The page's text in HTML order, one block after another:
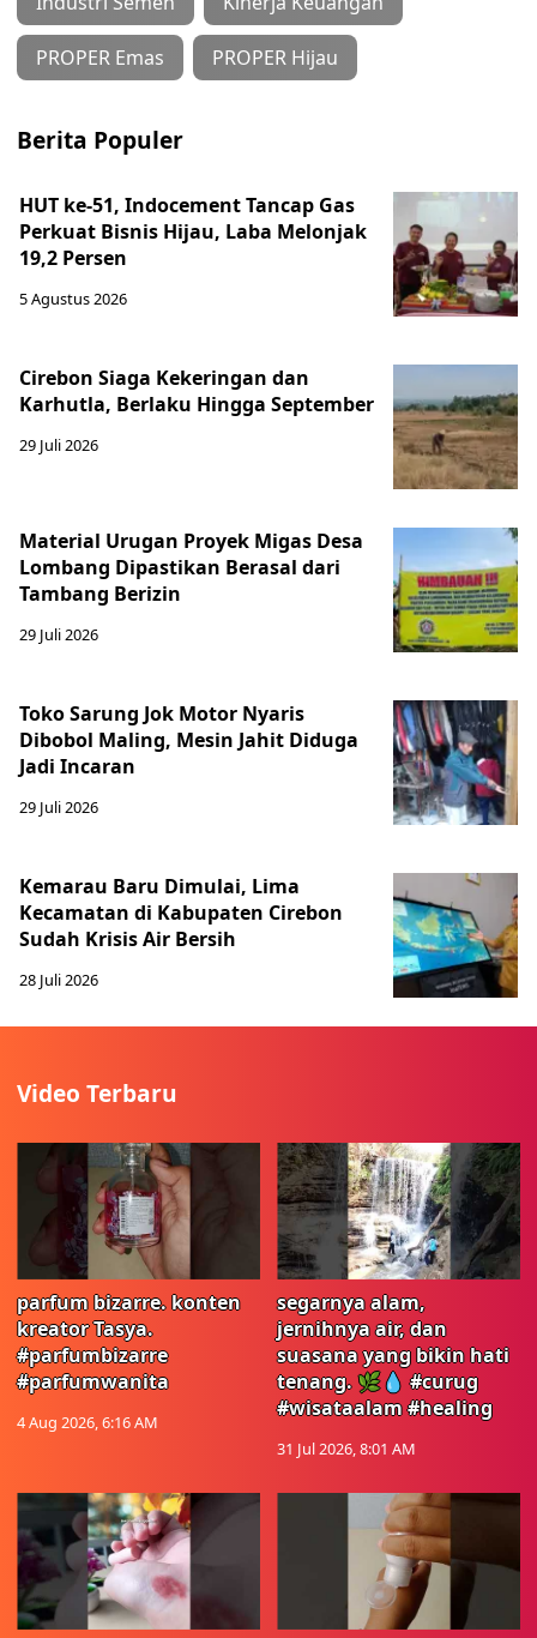
PROPER Emas PROPER Hijau
Berita Populer
HUT ke-51, Indocement Tancap Gas
Perkuat Bisnis Hijau, Laba Melonjak
19,2 Persen
5 Agustus 2026
Cirebon Siaga Kekeringan dan
Karhutla, Berlaku Hingga September
29 Juli 2026
Material Urugan Proyek Migas Desa
Lombang Dipastikan Berasal dari
Tambang Berizin
29 Juli 2026
Toko Sarung Jok Motor Nyaris
Dibobol Maling, Mesin Jahit Diduga
Jadi Incaran
29 Juli 2026
Kemarau Baru Dimulai, Lima
Kecamatan di Kabupaten Cirebon
Sudah Krisis Air Bersih
28 Juli 2026
Video Terbaru
parfum bizarre. konten
kreator Tasya.
#parfumbizarre
#parfumwanita
4 Aug 2026, 6:16 AM
segarnya alam,
jernihnya air, dan
suasana yang bikin hati
tenang. 🌿💧 #curug
#wisataalam #healing
31 Jul 2026, 8:01 AM